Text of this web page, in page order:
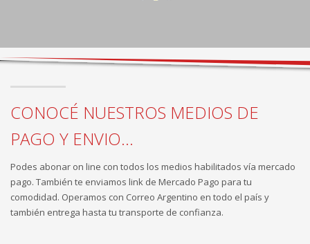
CONOCÉ NUESTROS MEDIOS DE
PAGO Y ENVIO...
Podes abonar on line con todos los medios habilitados vía mercado
pago. También te enviamos link de Mercado Pago para tu
comodidad. Operamos con Correo Argentino en todo el país y
también entrega hasta tu transporte de confianza.